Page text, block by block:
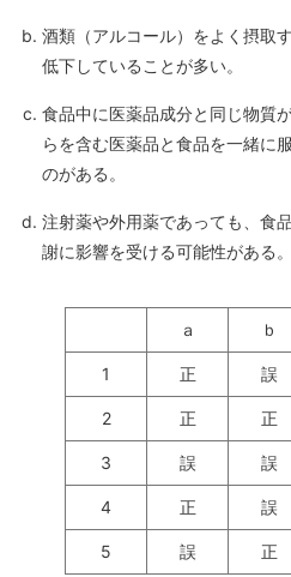
酒類（アルコール）をよく摂取
低下していることが多い。
食品中に医薬品成分と同じ物質
らを含む医薬品と食品を一緒に
のがある。
注射薬や外用薬であっても、食
謝に影響を受ける可能性がある。
ａ ｂ
1 正 誤
2 正 正
3 誤 誤
4 正 誤
5 誤 正